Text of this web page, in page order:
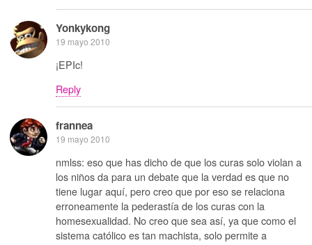
Yonkykong
19 mayo 2010
¡EPIc!
Reply
frannea
19 mayo 2010
nmlss: eso que has dicho de que los curas solo violan a
los niños da para un debate que la verdad es que no
tiene lugar aquí, pero creo que por eso se relaciona
erroneamente la pederastía de los curas con la
homesexualidad. No creo que sea así, ya que como el
sistema católico es tan machista, solo permite a